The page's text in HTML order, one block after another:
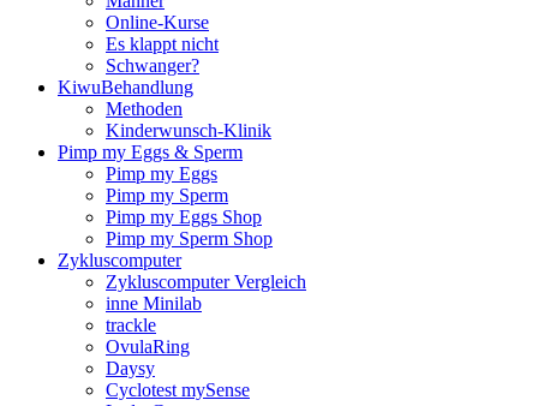
Online-Kur­se
Es klappt nicht
Schwan­ger?
Kiwu­Be­hand­lung
Metho­den
Kin­der­wunsch-Kli­nik
Pimp my Eggs & Sperm
Pimp my Eggs
Pimp my Sperm
Pimp my Eggs Shop
Pimp my Sperm Shop
Zyklus­com­pu­ter
Zyklus­com­pu­ter Ver­gleich
inne Mini­lab
track­le
Ovu­la­Ring
Day­sy
Cyclo­test mySen­se